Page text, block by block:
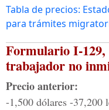
Tabla de precios:
para trámites
Formulario I-
trabajador no
Precio anterior:
-1,500 dólares -37,200